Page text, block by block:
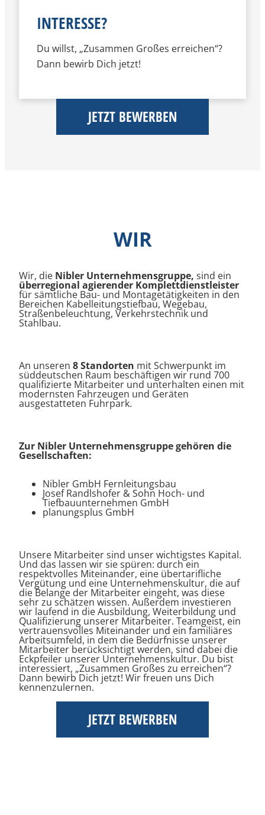
INTERESSE?
Du willst, „Zusammen Großes erreichen“?
Dann bewirb Dich jetzt!
JETZT BEWERBEN
WIR
Wir, die Nibler Unternehmensgruppe, sind ein
überregional agierender Komplettdienstleister
für sämtliche Bau- und Montagetätigkeiten in den
Bereichen Kabelleitungstiefbau, Wegebau,
Straßenbeleuchtung, Verkehrstechnik und
Stahlbau.
An unseren 8 Standorten mit Schwerpunkt im
süddeutschen Raum beschäftigen wir rund 700
qualifizierte Mitarbeiter und unterhalten einen mit
modernsten Fahrzeugen und Geräten
ausgestatteten Fuhrpark.
Zur Nibler Unternehmensgruppe gehören die
Gesellschaften:
Nibler GmbH Fernleitungsbau
Josef Randlshofer & Sohn Hoch- und
Tiefbauunternehmen GmbH
planungsplus GmbH
Unsere Mitarbeiter sind unser wichtigstes Kapital.
Und das lassen wir sie spüren: durch ein
respektvolles Miteinander, eine übertarifliche
Vergütung und eine Unternehmenskultur, die auf
die Belange der Mitarbeiter eingeht, was diese
sehr zu schätzen wissen. Außerdem investieren
wir laufend in die Ausbildung, Weiterbildung und
Qualifizierung unserer Mitarbeiter. Teamgeist, ein
vertrauensvolles Miteinander und ein familiäres
Arbeitsumfeld, in dem die Bedürfnisse unserer
Mitarbeiter berücksichtigt werden, sind dabei die
Eckpfeiler unserer Unternehmenskultur. Du bist
interessiert, „Zusammen Großes zu erreichen“?
Dann bewirb Dich jetzt! Wir freuen uns Dich
kennenzulernen.
JETZT BEWERBEN